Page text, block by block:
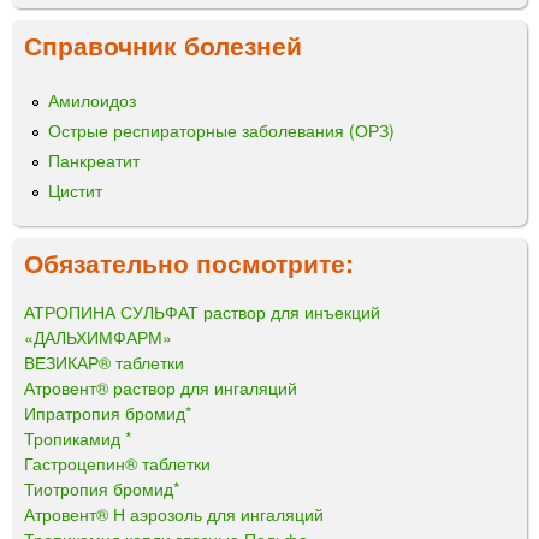
Справочник болезней
Амилоидоз
Острые респираторные заболевания (ОРЗ)
Панкреатит
Цистит
Обязательно посмотрите:
АТРОПИНА СУЛЬФАТ раствор для инъекций
«ДАЛЬХИМФАРМ»
ВЕЗИКАР® таблетки
Атровент® раствор для ингаляций
Ипратропия бромид*
Тропикамид *
Гастроцепин® таблетки
Тиотропия бромид*
Атровент® Н аэрозоль для ингаляций